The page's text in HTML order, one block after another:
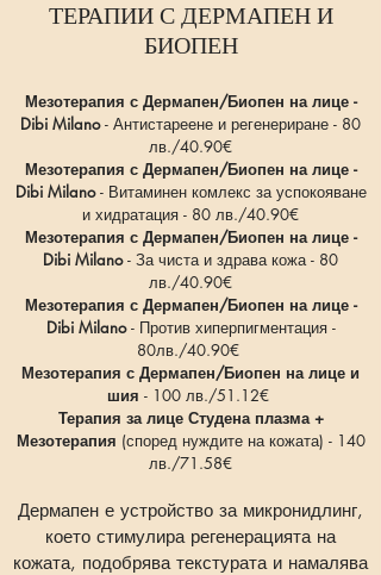
ТЕРАПИИ С ДЕРМАПЕН И
БИОПЕН
Мезотерапия с Дермапен/Биопен на лице -
Dibi Milano- Антистареене и регенериране - 80
лв./40.90€
Мезотерапия с Дермапен/Биопен на лице -
Dibi Milano- Витаминен комлекс за успокояване
и хидратация - 80 лв./40.90€
Мезотерапия с Дермапен/Биопен на лице -
Dibi Milano- За чиста и здрава кожа - 80
лв./40.90€
Мезотерапия с Дермапен/Биопен на лице -
Dibi Milano- Против хиперпигментация -
80лв./40.90€
Мезотерапия с Дермапен/Биопен на лице и
шия - 100 лв./51.12€
Терапия за лице Студена плазма +
Мезотерапия (според нуждите на кожата) - 140
лв./71.58€
Дермапен е устройство за микронидлинг,
което стимулира регенерацията на
кожата, подобрява текстурата и намалява